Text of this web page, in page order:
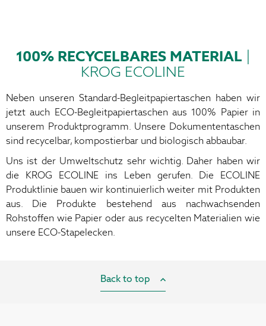
100% RECYCELBARES MATERIAL |
KROG ECOLINE
Neben unseren Standard-Begleitpapiertaschen haben wir
jetzt auch ECO-Begleitpapiertaschen aus 100% Papier in
unserem Produktprogramm. Unsere Dokumententaschen
sind recycelbar, kompostierbar und biologisch abbaubar.
Uns ist der Umweltschutz sehr wichtig. Daher haben wir
die KROG ECOLINE ins Leben gerufen. Die ECOLINE
Produktlinie bauen wir kontinuierlich weiter mit Produkten
aus. Die Produkte bestehend aus nachwachsenden
Rohstoffen wie Papier oder aus recycelten Materialien wie
unsere ECO-Stapelecken.
Back to top